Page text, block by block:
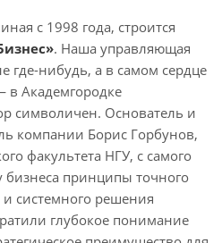
с 1998 года, строится
. Наша управляющая
где-нибудь, а в самом сердце
Академгородке
символичен. Основатель и
компании Борис Горбунов,
факультета НГУ, с самого
бизнеса принципы точного
системного решения
глубокое понимание